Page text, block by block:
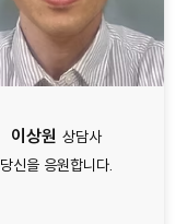
이상원 상담사
당신을 응원합니다.